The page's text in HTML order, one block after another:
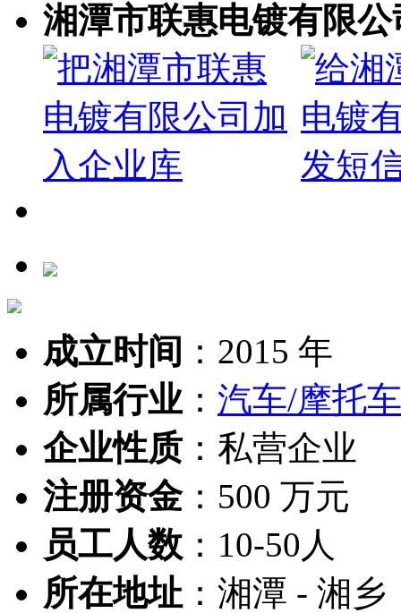
湘潭市联惠电镀有限公
成立时间 ： 2015 年
所属行业： 汽车/摩托
企业性质： 私营企业
注册资金： 500 万元
员工人数 ： 10-50人
所在地址 ： 湘潭 - 湘乡